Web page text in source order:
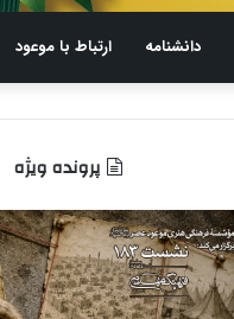
دانشنامه ارتباط با موعود
پرونده ویژه